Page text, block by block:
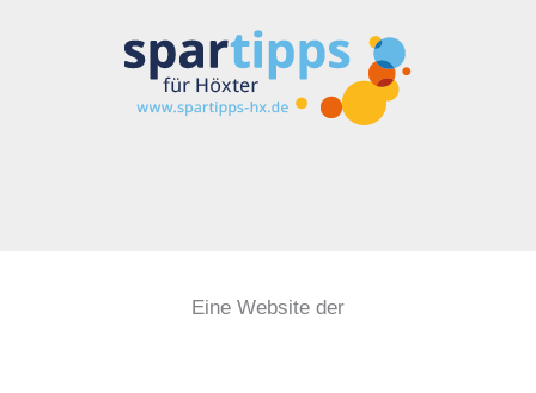
Eine Website der